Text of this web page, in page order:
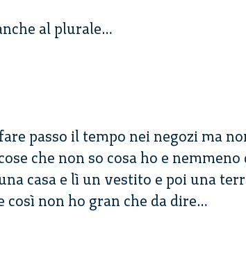
al plurale…
passo il tempo nei negozi ma
che non so cosa ho e nemmeno
casa e lì un vestito e poi una
così non ho gran che da dire…